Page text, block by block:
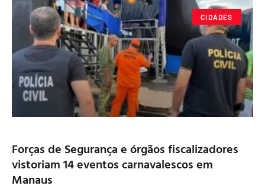
CIDADES
Forças de Segurança e órgãos fiscalizadores
vistoriam 14 eventos carnavalescos em
Manaus